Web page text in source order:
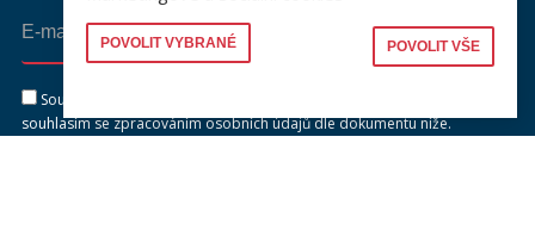
Odeslat
Souhlasím se zasíláním newsletteru na výše uvedenou adresu a
souhlasím se zpracováním osobních údajů dle dokumentu níže.
POVOLIT VYBRANÉ POVOLIT VŠE